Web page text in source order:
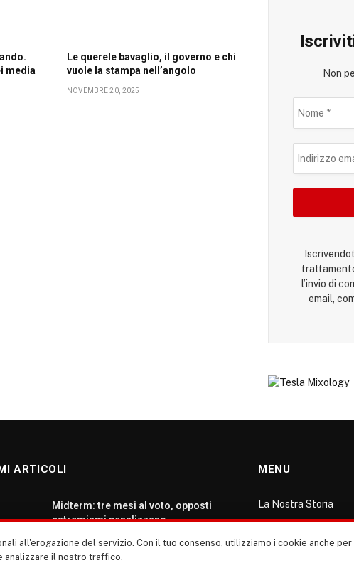
media
Le querele bavaglio, il governo e chi
vuole la stampa nell’angolo
NOVEMBRE 20, 2025
Non
l’invio di
email,
ARTICOLI
Midterm: tre mesi al voto, opposti
estremismi penalizzano
AGOSTO 5, 2026
MENU
La Nostra Storia
ventitrenta
all'erogazione del servizio. Con il tuo consenso, utilizziamo i cookie anche per
analizzare il nostro traffico.